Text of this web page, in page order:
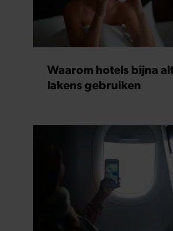
Waarom hotels bijna
lakens gebruiken